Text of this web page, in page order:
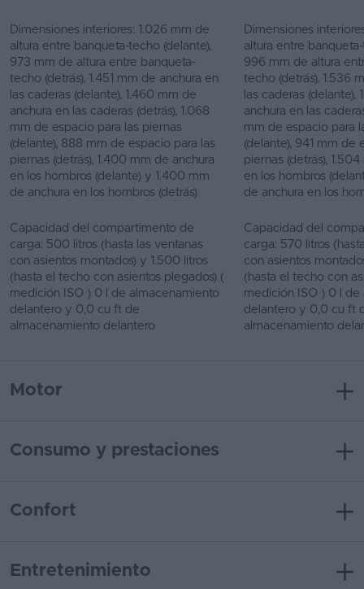
Dimensiones interiores: 1.026 mm de
altura entre banqueta-techo (delante),
973 mm de altura entre banqueta-
techo (detrás), 1.451 mm de anchura en
las caderas (delante), 1.460 mm de
anchura en las caderas (detrás), 1.068
mm de espacio para las piernas
(delante), 888 mm de espacio para las
piernas (detrás), 1.400 mm de anchura
en los hombros (delante) y 1.400 mm
de anchura en los hombros (detrás)
Dimensiones
altura entre
996 mm de altura
techo (detrás), 1.536
las caderas (delante),
anchura en las
mm de espacio para
(delante), 941 mm de
piernas (detrás),
en los hombros
de anchura en los
Capacidad del compartimento de
carga: 500 litros (hasta las ventanas
con asientos montados) y 1.500 litros
(hasta el techo con asientos plegados) (
medición ISO ) 0 l de almacenamiento
delantero y 0,0 cu ft de
almacenamiento delantero
Capacidad del
carga: 570 litros
con asientos
(hasta el techo con
medición ISO ) 0 l de
delantero y 0,0 cu ft
almacenamiento
Motor
Consumo y prestaciones
Confort
Entretenimiento